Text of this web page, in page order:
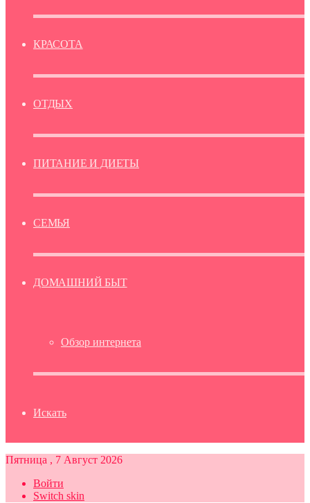
КРАСОТА
ОТДЫХ
ПИТАНИЕ И ДИЕТЫ
СЕМЬЯ
ДОМАШНИЙ БЫТ
Обзор интернета
Искать
Пятница , 7 Август 2026
Войти
Switch skin